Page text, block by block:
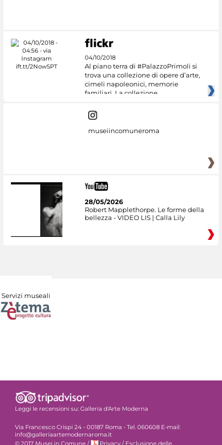
04/10/2018
Al piano terra di #PalazzoPrimoli si
trova una collezione di opere d’arte,
cimeli napoleonici, memorie
familiari. La collezione
museiincomuneroma
28/05/2026
Robert Mapplethorpe. Le forme della
bellezza - VIDEO LIS | Calla Lily
Servizi museali
Leggi le recensioni su: Galleria d'Arte Moderna
Via Francesco Crispi 24 - 00187 Roma - Tel. 060608 E-mail:
info@galleriaartemodernaroma.it